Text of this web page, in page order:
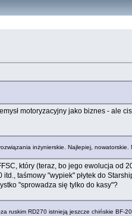
motoryzacyjny jako biznes - ale
inżynierskie. Najlepiej,
który (teraz, bo jego ewolucja od
taśmowy "wypiek" płytek do
"sprowadza się tylko do kasy"?
ruskim RD270 istnieją jeszcze chińskie